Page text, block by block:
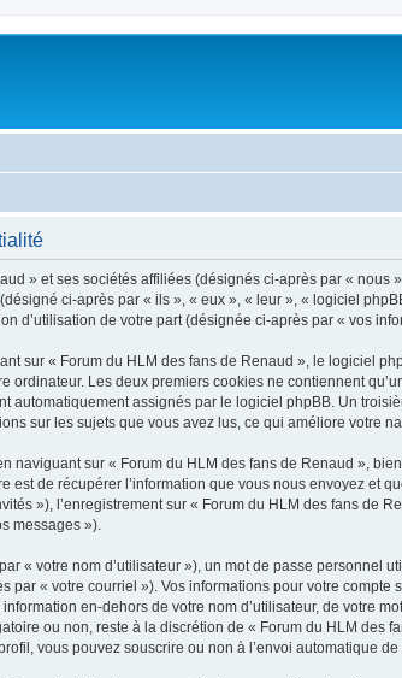
» et ses sociétés affiliées (désignés ci-après par « nous
ci-après par « ils », « eux », « leur », « logiciel
d’utilisation de votre part (désignée ci-après par « vos
sur « Forum du HLM des fans de Renaud », le logiciel
Les deux premiers cookies ne contiennent
assignés par le logiciel phpBB. Un
sur les sujets que vous avez lus, ce qui améliore votre
naviguant sur « Forum du HLM des fans de Renaud »,
de récupérer l’information que vous nous envoyez et
»), l’enregistrement sur « Forum du HLM des fans de
messages »).
« votre nom d’utilisateur »), un mot de passe personnel
« votre courriel »). Vos informations pour votre
en-dehors de votre nom d’utilisateur, de votre
ou non, reste à la discrétion de « Forum du HLM des
vous pouvez souscrire ou non à l’envoi automatique